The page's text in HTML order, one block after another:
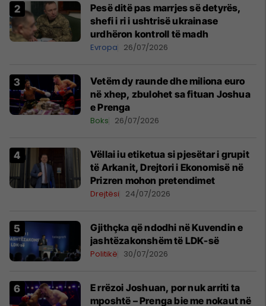
Pesë ditë pas marrjes së detyrës,
shefi i ri i ushtrisë ukrainase
urdhëron kontroll të madh
Evropa 26/07/2026
Vetëm dy raunde dhe miliona euro
në xhep, zbulohet sa fituan Joshua
e Prenga
Boks 26/07/2026
Vëllai iu etiketua si pjesëtar i grupit
të Arkanit, Drejtori i Ekonomisë në
Prizren mohon pretendimet
Drejtësi 24/07/2026
Gjithçka që ndodhi në Kuvendin e
jashtëzakonshëm të LDK-së
Politikë 30/07/2026
E rrëzoi Joshuan, por nuk arriti ta
mposhtë – Prenga bie me nokaut në